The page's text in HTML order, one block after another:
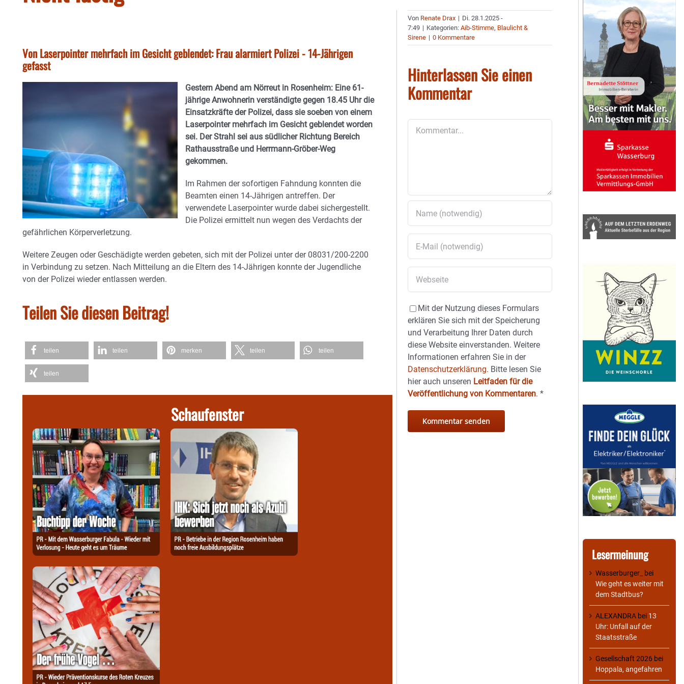
Von Laserpointer mehrfach im Gesicht geblendet: Frau alarmiert Polizei - 14-Jährigen
gefasst
Gestern Abend am Nörreut in Rosenheim: Eine 61-
jährige Anwohnerin verständigte gegen 18.45 Uhr die
Einsatzkräfte der Polizei, dass sie soeben von einem
Laserpointer mehrfach im Gesicht geblendet worden
sei. Der Strahl sei aus südlicher Richtung Bereich
Rathausstraße und Herrmann-Gröber-Weg
gekommen.
Im Rahmen der sofortigen Fahndung konnten die
Beamten einen 14-Jährigen antreffen. Der
verwendete Laserpointer wurde dabei sichergestellt.
Die Polizei ermittelt nun wegen des Verdachts der
gefährlichen Körperverletzung.
Weitere Zeugen oder Geschädigte werden gebeten, sich mit der Polizei unter der 08031/200-2200
in Verbindung zu setzen. Nach Mitteilung an die Eltern des 14-Jährigen konnte der Jugendliche
von der Polizei wieder entlassen werden.
Teilen Sie diesen Beitrag!
teilen teilen merken teilen teilen
teilen
Schaufenster
Von Renate Drax | Di. 28.1.2025 -
7:49 | Kategorien:Aib-Stimme, Blaulicht &
Sirene | 0 Kommentare
Hinterlassen Sie einen
Kommentar
Mit der Nutzung dieses Formulars
erklären Sie sich mit der Speicherung
und Verarbeitung Ihrer Daten durch
diese Website einverstanden. Weitere
Informationen erfahren Sie in der
Datenschutzerklärung. Bitte lesen Sie
hier auch unseren Leitfaden für die
Veröffentlichung von Kommentaren.*
Lesermeinung
Wasserburger_
bei
Wie geht es weiter mit
dem Stadtbus?
ALEXANDRA bei 13
Uhr: Unfall auf der
Staatsstraße
Gesellschaft 2026 bei
Hoppala, angefahren